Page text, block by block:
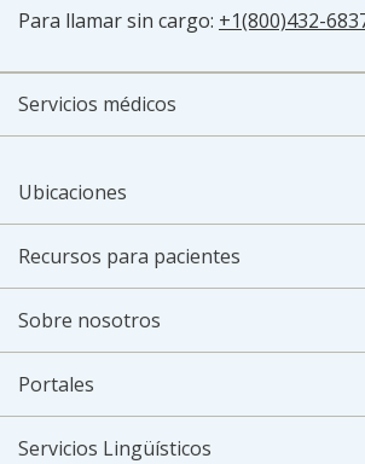
Para llamar sin cargo: +1(800)432-
Servicios médicos
Ubicaciones
Recursos para pacientes
Sobre nosotros
Portales
Servicios Lingüísticos